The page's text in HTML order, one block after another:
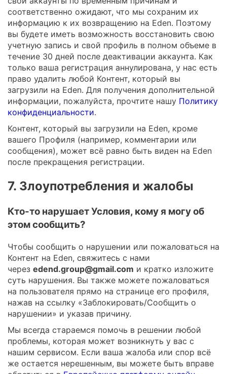
соответственно ожидают, что мы сохраним их
информацию к их возвращению на Eden. Поэтому
вы будете иметь возможность восстановить свою
учетную запись и свой профиль в полном объеме в
течение 30 дней после деактивации аккаунта. Как
только ваша регистрация аннулирована, у нас есть
право удалить любой Контент, который вы
загрузили на Eden. Для получения дополнительной
информации, пожалуйста, прочтите нашу Политику
конфиденциальности.
Контент, который вы загрузили на Eden, кроме
вашего Профиля (например, комментарии или
сообщения), может всё равно быть виден на Eden
после прекращения регистрации.
7. Злоупотребления и жалобы
Кто-то нарушает Условия, кому я могу об
этом сообщить?
Чтобы сообщить о нарушении или пожаловаться на
Контент на Eden, свяжитесь с нами
через edend.group@gmail.com и кратко изложите
суть нарушения. Вы также можете пожаловаться
на пользователя прямо на странице его профиля,
нажав на ссылку «Заблокировать/Сообщить о
нарушении» и указав причину.
Мы всегда стараемся помочь в решении любой
проблемы, которая может возникнуть у вас с
нашим сервисом. Если ваша жалоба или спор всё
же остается нерешенным, вы можете быть вправе